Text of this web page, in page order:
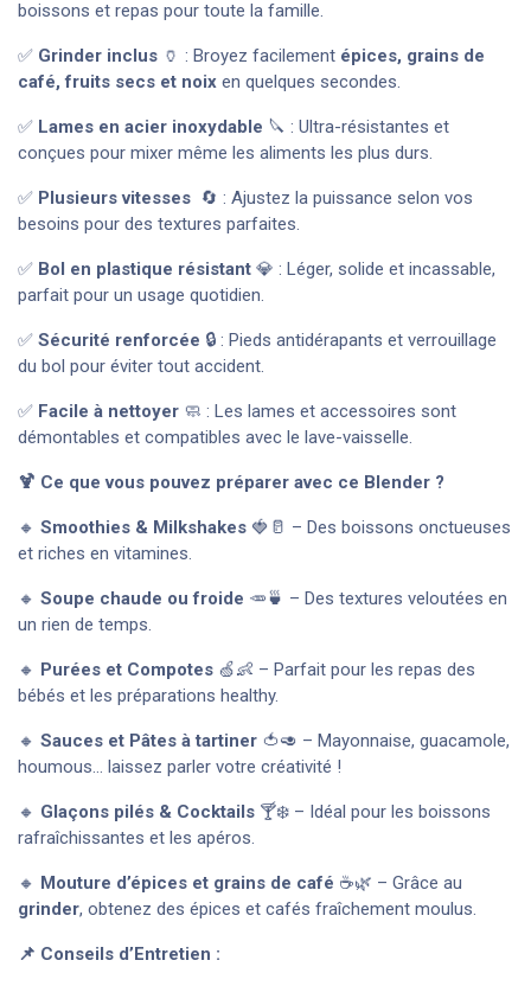
boissons et repas pour toute la famille.
✅ Grinder inclus 🏺 : Broyez facilement épices, grains de
café, fruits secs et noix en quelques secondes.
✅ Lames en acier inoxydable 🔪 : Ultra-résistantes et
conçues pour mixer même les aliments les plus durs.
✅ Plusieurs vitesses 🔄 : Ajustez la puissance selon vos
besoins pour des textures parfaites.
✅ Bol en plastique résistant 💎 : Léger, solide et incassable,
parfait pour un usage quotidien.
✅ Sécurité renforcée 🔒 : Pieds antidérapants et verrouillage
du bol pour éviter tout accident.
✅ Facile à nettoyer 🧼 : Les lames et accessoires sont
démontables et compatibles avec le lave-vaisselle.
🍹 Ce que vous pouvez préparer avec ce Blender ?
🔸 Smoothies & Milkshakes 🍓🥛 – Des boissons onctueuses
et riches en vitamines.
🔸 Soupe chaude ou froide 🥕🍵 – Des textures veloutées en
un rien de temps.
🔸 Purées et Compotes 🍏👶 – Parfait pour les repas des
bébés et les préparations healthy.
🔸 Sauces et Pâtes à tartiner 🍅🥑 – Mayonnaise, guacamole,
houmous… laissez parler votre créativité !
🔸 Glaçons pilés & Cocktails 🍸❄️ – Idéal pour les boissons
rafraîchissantes et les apéros.
🔸 Mouture d’épices et grains de café ☕🌿 – Grâce au
grinder, obtenez des épices et cafés fraîchement moulus.
📌 Conseils d’Entretien :